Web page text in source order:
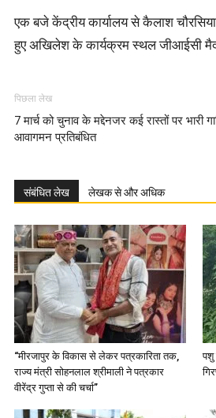
एक बजे केंद्रीय कार्यालय से कैलाश चौरसिया
हुए अखिलेश के कार्यक्रम स्थल जीआईसी
पिछला लेख
7 मार्च को चुनाव के मद्देनजर कई रास्तों पर भारी
आवागमन प्रतिबंधित
संबंधित लेख लेखक से और अधिक
“मीरजापुर के विकास से लेकर पत्रकारिता तक,
राज्य मंत्री सोहनलाल श्रीमाली ने पत्रकार
वीरेंद्र गुप्ता से की चर्चा”
पशु